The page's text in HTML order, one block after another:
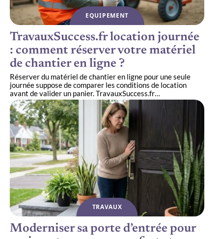
EQUIPEMENT
TravauxSuccess.fr location journée
: comment réserver votre matériel
de chantier en ligne ?
Réserver du matériel de chantier en ligne pour une seule
journée suppose de comparer les conditions de location
avant de valider un panier. TravauxSuccess.fr…
TRAVAUX
Moderniser sa porte d’entrée pour